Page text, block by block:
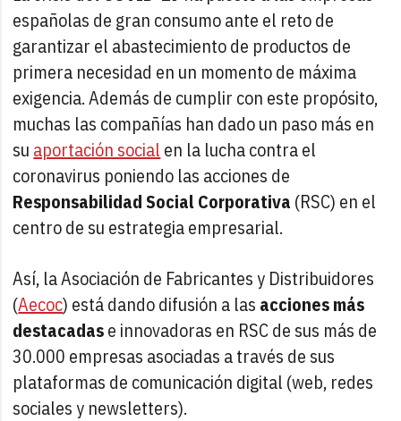
españolas de gran consumo ante el reto de
garantizar el abastecimiento de productos de
primera necesidad en un momento de máxima
exigencia. Además de cumplir con este propósito,
muchas las compañías han dado un paso más en
su aportación social en la lucha contra el
coronavirus poniendo las acciones de
Responsabilidad Social Corporativa (RSC) en el
centro de su estrategia empresarial.
Así, la Asociación de Fabricantes y Distribuidores
(Aecoc) está dando difusión a las acciones más
destacadase innovadoras en RSC de sus más de
30.000 empresas asociadas a través de sus
plataformas de comunicación digital (web, redes
sociales y newsletters).